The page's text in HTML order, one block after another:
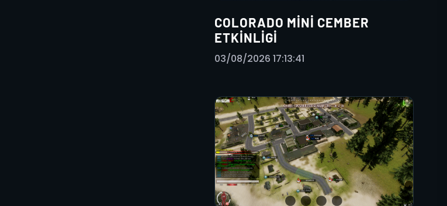
COLORADO MINI CEMBER
ETKINLIGI
03/08/2026 17:13:41